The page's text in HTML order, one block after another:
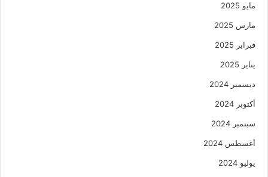
مايو 2025
مارس 2025
فبراير 2025
يناير 2025
ديسمبر 2024
أكتوبر 2024
سبتمبر 2024
أغسطس 2024
يوليو 2024